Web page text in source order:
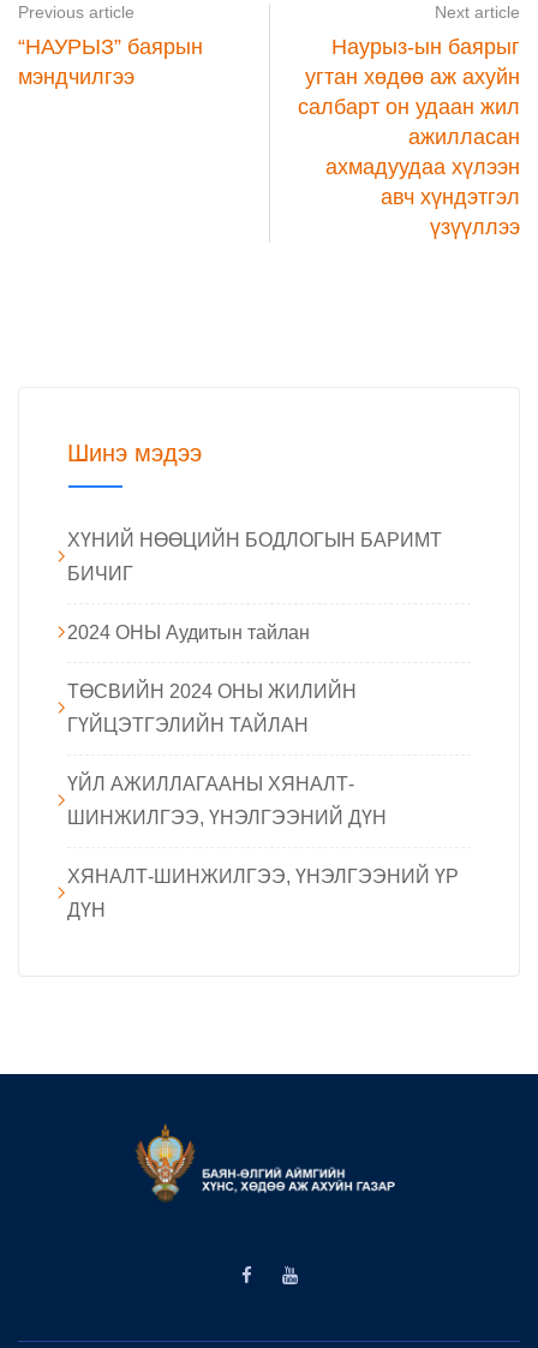
Previous article
“НАУРЫЗ” баярын
мэндчилгээ
Next article
Наурыз-ын баярыг
угтан хөдөө аж ахуйн
салбарт он удаан жил
ажилласан
ахмадуудаа хүлээн
авч хүндэтгэл
үзүүллээ
Шинэ мэдээ
ХҮНИЙ НӨӨЦИЙН БОДЛОГЫН БАРИМТ
БИЧИГ
2024 ОНЫ Аудитын тайлан
ТӨСВИЙН 2024 ОНЫ ЖИЛИЙН
ГҮЙЦЭТГЭЛИЙН ТАЙЛАН
ҮЙЛ АЖИЛЛАГААНЫ ХЯНАЛТ-
ШИНЖИЛГЭЭ, ҮНЭЛГЭЭНИЙ ДҮН
ХЯНАЛТ-ШИНЖИЛГЭЭ, ҮНЭЛГЭЭНИЙ ҮР
ДҮН